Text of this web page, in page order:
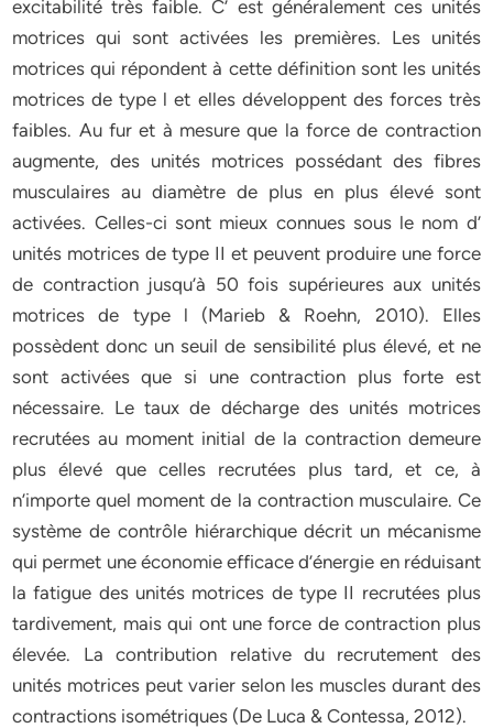
excitabilité très faible. C’ est généralement ces unités
motrices qui sont activées les premières. Les unités
motrices qui répondent à cette définition sont les unités
motrices de type l et elles développent des forces très
faibles. Au fur et à mesure que la force de contraction
augmente, des unités motrices possédant des fibres
musculaires au diamètre de plus en plus élevé sont
activées. Celles-ci sont mieux connues sous le nom d’
unités motrices de type II et peuvent produire une force
de contraction jusqu’à 50 fois supérieures aux unités
motrices de type l (Marieb & Roehn, 2010). Elles
possèdent donc un seuil de sensibilité plus élevé, et ne
sont activées que si une contraction plus forte est
nécessaire. Le taux de décharge des unités motrices
recrutées au moment initial de la contraction demeure
plus élevé que celles recrutées plus tard, et ce, à
n’importe quel moment de la contraction musculaire. Ce
système de contrôle hiérarchique décrit un mécanisme
qui permet une économie efficace d’énergie en réduisant
la fatigue des unités motrices de type II recrutées plus
tardivement, mais qui ont une force de contraction plus
élevée. La contribution relative du recrutement des
unités motrices peut varier selon les muscles durant des
contractions isométriques (De Luca & Contessa, 2012).